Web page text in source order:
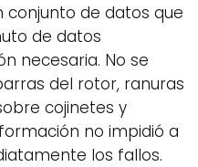
conjunto de datos que
de datos
necesaria. No se
del rotor, ranuras
cojinetes y
no impidió a
los fallos.